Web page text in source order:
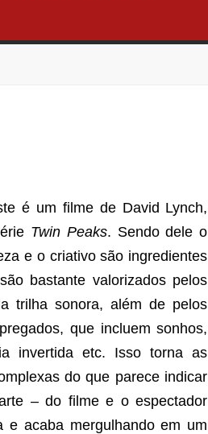
é um filme de David Lynch,
Twin Peaks. Sendo dele o
e o criativo são ingredientes
bastante valorizados pelos
trilha sonora, além de pelos
que incluem sonhos,
invertida etc. Isso torna as
do que parece indicar
– do filme e o espectador
acaba mergulhando em um